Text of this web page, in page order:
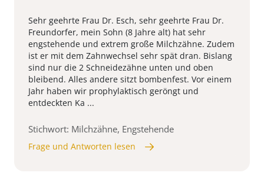
Sehr geehrte Frau Dr. Esch, sehr geehrte Frau Dr.
Freundorfer, mein Sohn (8 Jahre alt) hat sehr
engstehende und extrem große Milchzähne. Zudem
ist er mit dem Zahnwechsel sehr spät dran. Bislang
sind nur die 2 Schneidezähne unten und oben
bleibend. Alles andere sitzt bombenfest. Vor einem
Jahr haben wir prophylaktisch geröngt und
entdeckten Ka ...
Stichwort: Milchzähne, Engstehende
Frage und Antworten lesen